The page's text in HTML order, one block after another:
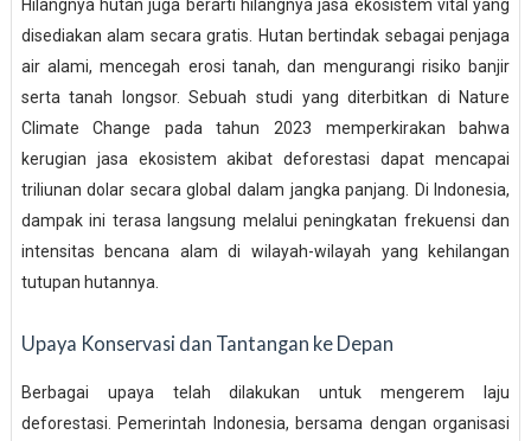
Hilangnya hutan juga berarti hilangnya jasa ekosistem vital yang
disediakan alam secara gratis. Hutan bertindak sebagai penjaga
air alami, mencegah erosi tanah, dan mengurangi risiko banjir
serta tanah longsor. Sebuah studi yang diterbitkan di Nature
Climate Change pada tahun 2023 memperkirakan bahwa
kerugian jasa ekosistem akibat deforestasi dapat mencapai
triliunan dolar secara global dalam jangka panjang. Di Indonesia,
dampak ini terasa langsung melalui peningkatan frekuensi dan
intensitas bencana alam di wilayah-wilayah yang kehilangan
tutupan hutannya.
Upaya Konservasi dan Tantangan ke Depan
Berbagai upaya telah dilakukan untuk mengerem laju
deforestasi. Pemerintah Indonesia, bersama dengan organisasi